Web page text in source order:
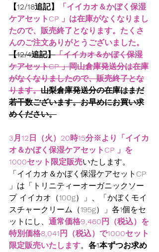
【12/18追記】
「イイカオ＆かぼく保湿
ケアセットCP 」は在庫がなくなりまし
たので、販売終了となります。たくさ
んのご注文ありがとうございました。
【12/4追記】「イイカオ＆かぼく保湿
ケアセットCP 」岡山倉庫発送分は在庫
がなくなりましたので、販売終了とな
ります。山梨倉庫発送分の在庫はまだ
若干数ございます。お早めにお買い求
めください。
3月12日（火）20時15分※より「イイカ
オ＆かぼく保湿ケアセットCP 」を
1000セット限定販売いたします。
「イイカオ＆かぼく保湿ケアセットCP
」は「トリニティーオーガニックソー
プ イイカオ（100g）」、「かぼくモイ
スチャークリーム（195g）」各1個をセ
ットにし、 通常価格9,460円（税込）を
特別価格8,041円（税込）で1000セット
限定販売いたします。 各1本ずつお求め